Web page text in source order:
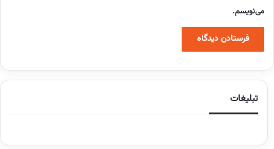
می‌نویسم.
تبلیغات